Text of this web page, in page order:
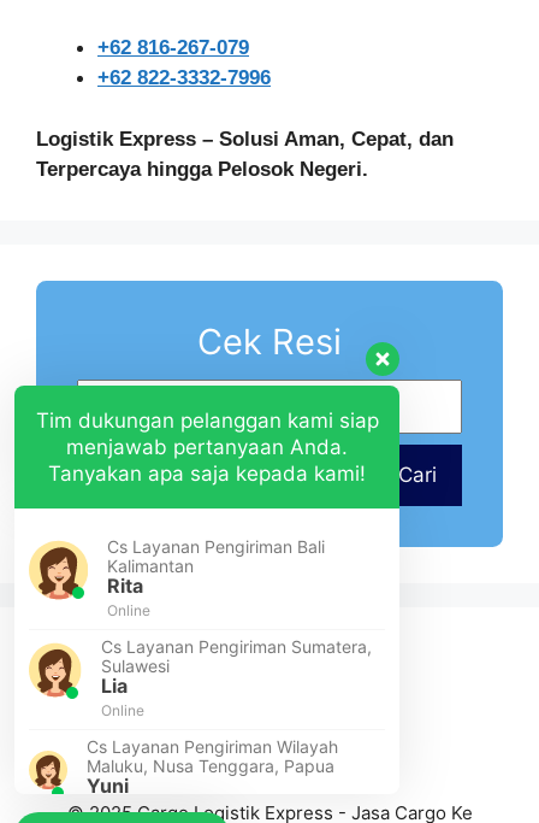
+62 816-267-079
+62 822-3332-7996
Logistik Express – Solusi Aman, Cepat, dan
Terpercaya hingga Pelosok Negeri.
Cek Resi
Cari
© 2025 Cargo Logistik Express - Jasa Cargo Ke
Tim dukungan pelanggan kami siap
menjawab pertanyaan Anda.
Tanyakan apa saja kepada kami!
Cs Layanan Pengiriman Bali
Kalimantan
Rita
Online
Cs Layanan Pengiriman Sumatera,
Sulawesi
Lia
Online
Cs Layanan Pengiriman Wilayah
Maluku, Nusa Tenggara, Papua
Yuni
Online